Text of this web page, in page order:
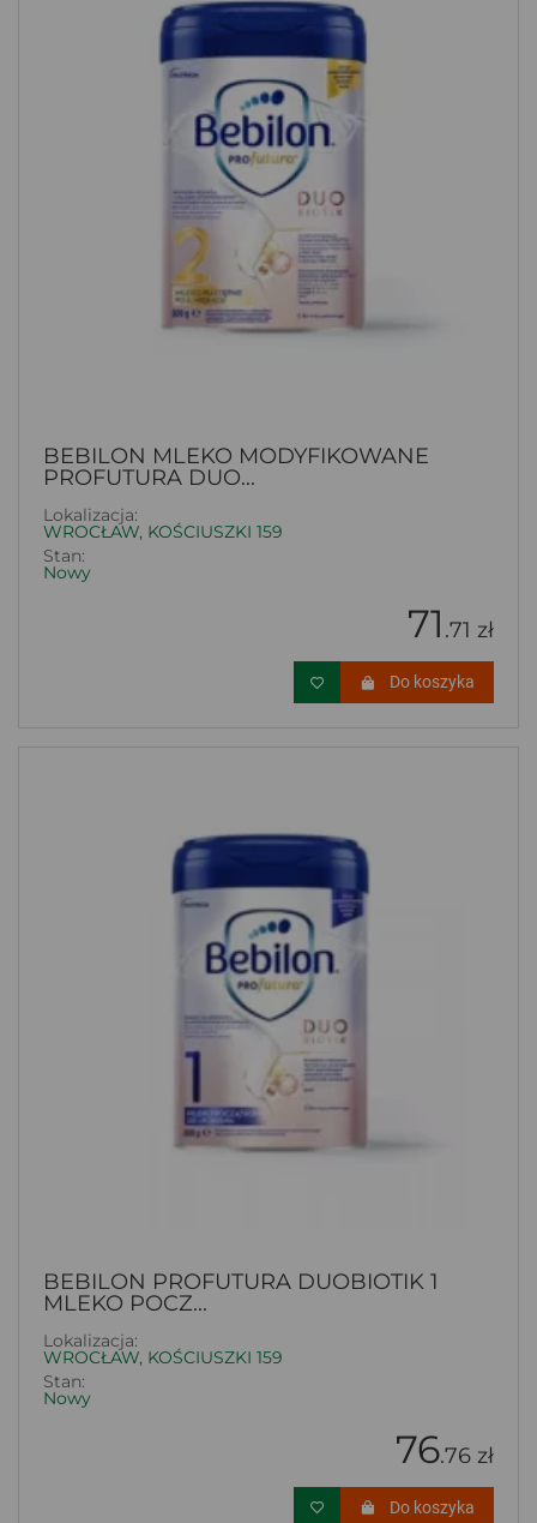
BEBILON MLEKO MODYFIKOWANE
PROFUTURA DUO...
Lokalizacja:
WROCŁAW, KOŚCIUSZKI 159
Stan:
Nowy
71 .71 zł
Do koszyka
BEBILON PROFUTURA DUOBIOTIK 1
MLEKO POCZ...
Lokalizacja:
WROCŁAW, KOŚCIUSZKI 159
Stan:
Nowy
76.76 zł
Do koszyka